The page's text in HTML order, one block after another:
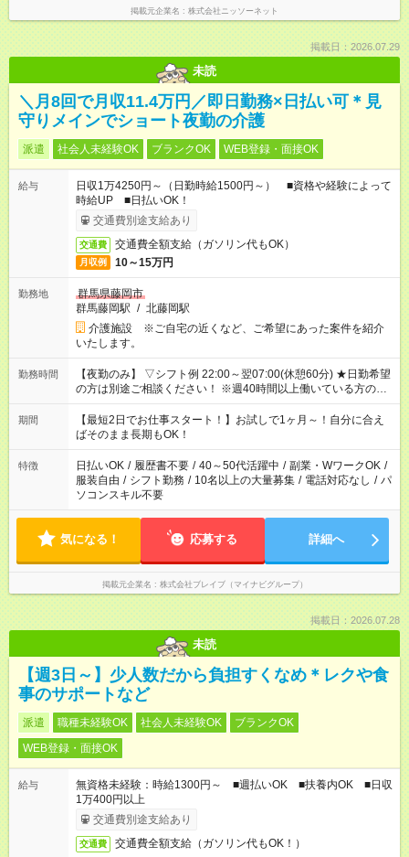
掲載元企業名 株式会社ニッソーネット
掲載日：2026.07.29
未読
＼月8回で月収11.4万円／即日勤務×日払い可＊見
守りメインでショート夜勤の介護
派遣 社会人未経験OK ブランクOK WEB登録・面接OK
給与
日収1万4250円～（日勤時給1500円～） ■資格や経験によって
時給UP ■日払いOK！
交通費別途支給あり
交通費 交通費全額支給（ガソリン代もOK）
月収例 10～15万円
勤務地
群馬県藤岡市
群馬藤岡駅 / 北藤岡駅
介護施設 ※ご自宅の近くなど、ご希望にあった案件を紹介
いたします。
勤務時間
【夜勤のみ】 ▽シフト例 22:00～翌07:00(休憩60分) ★日勤希望
の方は別途ご相談ください！ ※週40時間以上働いている方のW
ワークはNG
期間
【最短2日でお仕事スタート！】お試しで1ヶ月～！自分に合え
ばそのまま長期もOK！
特徴 日払いOK / 履歴書不要 / 40～50代活躍中 / 副業・WワークOK /
服装自由 / シフト勤務 / 10名以上の大量募集 / 電話対応なし / パ
ソコンスキル不要
気になる！ 応募する 詳細へ
掲載元企業名 株式会社ブレイブ（マイナビグループ）
掲載日：2026.07.28
未読
【週3日～】少人数だから負担すくなめ＊レクや食
事のサポートなど
派遣 職種未経験OK 社会人未経験OK
ブランクOK
WEB登録・面接OK
給与
無資格未経験：時給1300円～ ■週払いOK ■扶養内OK ■日収
1万400円以上
交通費別途支給あり
交通費 交通費全額支給（ガソリン代もOK！）